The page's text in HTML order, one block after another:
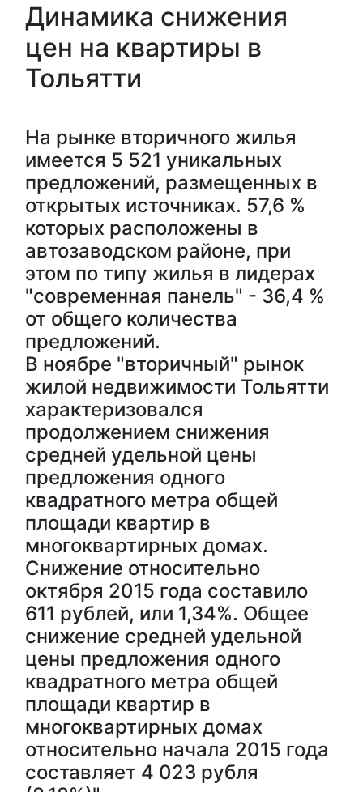
Динамика снижения
цен на квартиры в
Тольятти
На рынке вторичного жилья
имеется 5 521 уникальных
предложений, размещенных в
открытых источниках. 57,6 %
которых расположены в
автозаводском районе, при
этом по типу жилья в лидерах
"современная панель" - 36,4 %
от общего количества
предложений.
В ноябре "вторичный" рынок
жилой недвижимости Тольятти
характеризовался
продолжением снижения
средней удельной цены
предложения одного
квадратного метра общей
площади квартир в
многоквартирных домах.
Снижение относительно
октября 2015 года составило
611 рублей, или 1,34%. Общее
снижение средней удельной
цены предложения одного
квадратного метра общей
площади квартир в
многоквартирных домах
относительно начала 2015 года
составляет 4 023 рубля